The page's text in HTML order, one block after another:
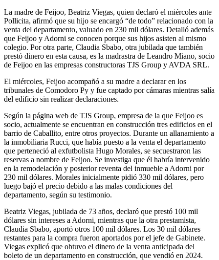
La madre de Feijoo, Beatriz Viegas, quien declaró el miércoles ante
Pollicita, afirmó que su hijo se encargó “de todo” relacionado con la
venta del departamento, valuado en 230 mil dólares. Detalló además
que Feijoo y Adorni se conocen porque sus hijos asisten al mismo
colegio. Por otra parte, Claudia Sbabo, otra jubilada que también
prestó dinero en esta causa, es la madrastra de Leandro Miano, socio
de Feijoo en las empresas constructoras TJS Group y AVDA SRL.
El miércoles, Feijoo acompañó a su madre a declarar en los
tribunales de Comodoro Py y fue captado por cámaras mientras salía
del edificio sin realizar declaraciones.
Según la página web de TJS Group, empresa de la que Feijoo es
socio, actualmente se encuentran en construcción tres edificios en el
barrio de Caballito, entre otros proyectos. Durante un allanamiento a
la inmobiliaria Rucci, que había puesto a la venta el departamento
que perteneció al exfutbolista Hugo Morales, se secuestraron las
reservas a nombre de Feijoo. Se investiga que él habría intervenido
en la remodelación y posterior reventa del inmueble a Adorni por
230 mil dólares. Morales inicialmente pidió 330 mil dólares, pero
luego bajó el precio debido a las malas condiciones del
departamento, según su testimonio.
Beatriz Viegas, jubilada de 73 años, declaró que prestó 100 mil
dólares sin intereses a Adorni, mientras que la otra prestamista,
Claudia Sbabo, aportó otros 100 mil dólares. Los 30 mil dólares
restantes para la compra fueron aportados por el jefe de Gabinete.
Viegas explicó que obtuvo el dinero de la venta anticipada del
boleto de un departamento en construcción, que vendió en 2024.